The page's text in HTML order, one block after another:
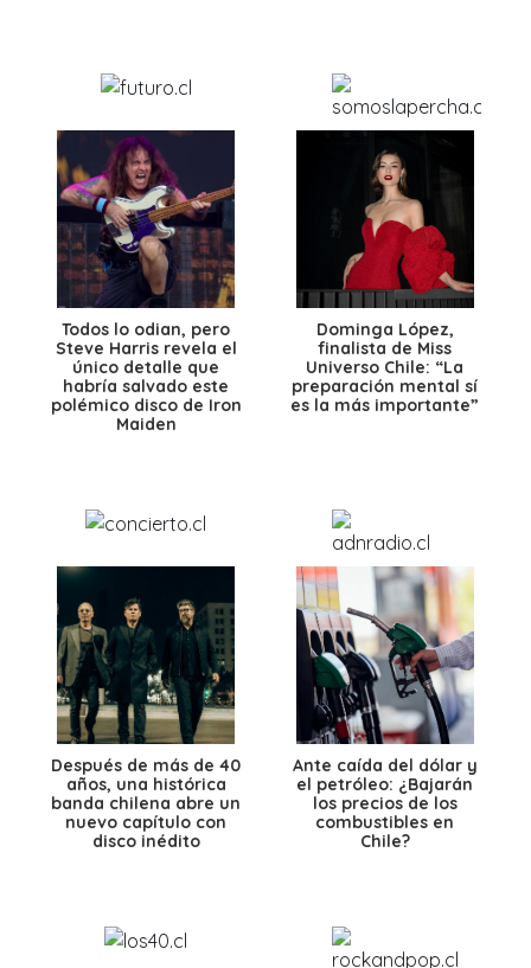
Todos lo odian, pero
Steve Harris revela el
único detalle que
habría salvado este
polémico disco de Iron
Maiden
Dominga López,
finalista de Miss
Universo Chile: “La
preparación mental sí
es la más importante”
Después de más de 40
años, una histórica
banda chilena abre un
nuevo capítulo con
disco inédito
Ante caída del dólar y
el petróleo: ¿Bajarán
los precios de los
combustibles en
Chile?